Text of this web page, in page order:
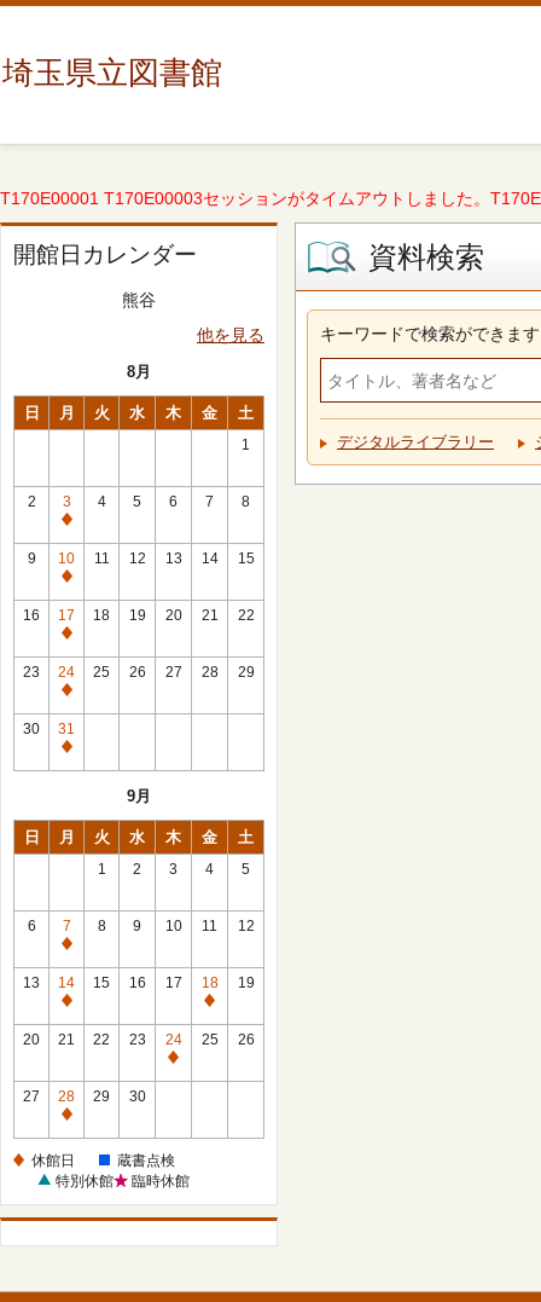
埼玉県立図書館
T170E00001 T170E00003セッションがタイムアウトしました。
開館日カレンダー
熊谷
他を見る
8月
日 月 火 水 木 金 土
1
2
3
休
館
日
4 5 6 7 8
9
10
休
館
日
11 12 13 14 15
16
17
休
館
日
18 19 20 21 22
23
24
休
館
日
25 26 27 28 29
30
31
休
9月
日 月 火 水 木 金 土
1 2 3 4 5
6
7
休
館
日
8 9 10 11 12
13
14
休
館
15 16 17
18
休
館
19
20 21 22 23
24
休
25 26
27
28
休
日
29 30
休館日
蔵書点検
特別休館
臨時休館
資料検索
キーワードで検索ができます
デジタルライブラリー